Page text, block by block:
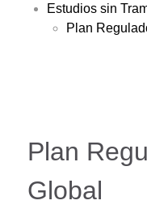
Estudios sin
Plan
Plan
Global